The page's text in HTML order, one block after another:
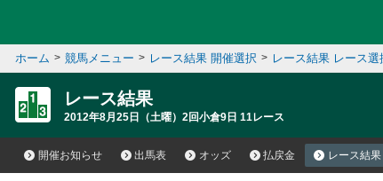
ホーム > 競馬メニュー > レース結果 開催選択 > レース結果 レース選
レース結果
2012年8月25日（土曜）2回小倉9日 11レース
開催お知らせ 出馬表 オッズ 払戻金 レース結果